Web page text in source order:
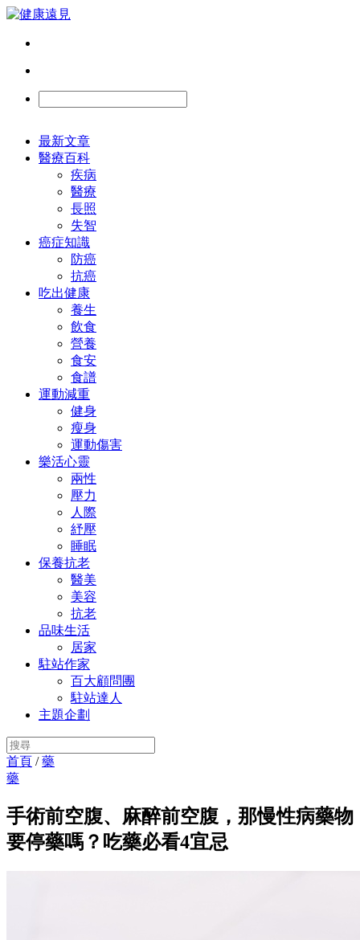
最新文章
醫療百科
疾病
醫療
長照
失智
癌症知識
防癌
抗癌
吃出健康
養生
飲食
營養
食安
食譜
運動減重
健身
瘦身
運動傷害
樂活心靈
兩性
壓力
人際
紓壓
睡眠
保養抗老
醫美
美容
抗老
品味生活
居家
駐站作家
百大顧問團
駐站達人
主題企劃
首頁 /藥
藥
手術前空腹、麻醉前空腹，那慢性病藥物
要停藥嗎？吃藥必看4宜忌